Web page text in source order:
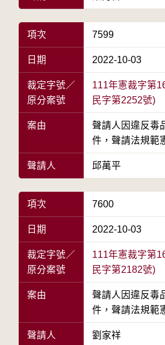
項次 7599
日期 2022-10-03
裁定字號／
原分案號
111年憲裁字第
民字第2252號)
案由
聲請人因違反毒
件，聲請法規範
聲請人 邱萬平
項次 7600
日期 2022-10-03
裁定字號／
原分案號
111年憲裁字第
民字第2182號)
案由
聲請人因違反毒
件，聲請法規範
聲請人 劉家祥